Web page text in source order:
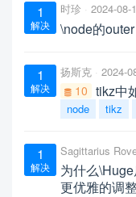
1
解决
时珍 2024-08-
\node的
1
解决
扬斯克 2024-
10 tikz中
node tikz
1
解决
Sagittarius
为什么
更优雅的调